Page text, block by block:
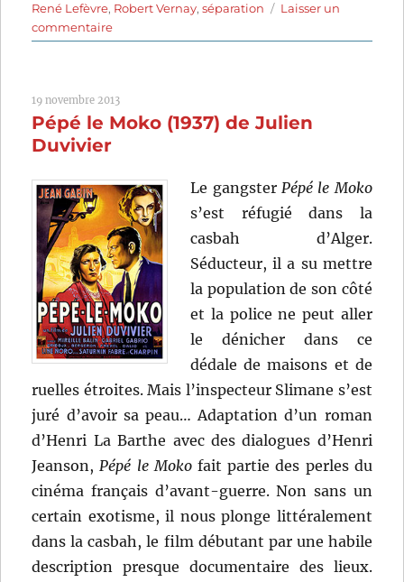
René Lefèvre, Robert Vernay,séparation
Laisser un
commentairesur
La
j’ai
le
(1942)
de
Robert
Vernay
19 novembre 2013
Pépé le Moko (1937) de Julien
Duvivier
Le gangster Pépé le Moko
s’est réfugié dans la
casbah d’Alger.
Séducteur, il a su mettre
la population de son côté
et la police ne peut aller
le dénicher dans ce
dédale de maisons et de
ruelles étroites. Mais l’inspecteur Slimane s’est
juré d’avoir sa peau… Adaptation d’un roman
d’Henri La Barthe avec des dialogues d’Henri
Jeanson,Pépé le Mokofait partie des perles du
cinéma français d’avant-guerre. Non sans un
certain exotisme, il nous plonge littéralement
dans la casbah, le film débutant par une habile
description presque documentaire des lieux.